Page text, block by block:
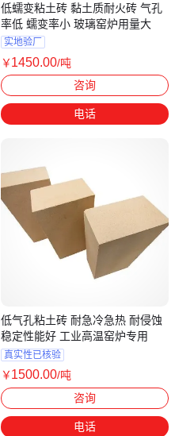
低蠕变粘土砖 黏土质耐火砖 气孔
率低 蠕变率小 玻璃窑炉用量大
实地验厂
￥1450.00/吨
河南郑州
咨询
电话
低气孔粘土砖 耐急冷急热 耐侵蚀
稳定性能好 工业高温窑炉专用
真实性已核验
￥1500.00/吨
咨询
电话